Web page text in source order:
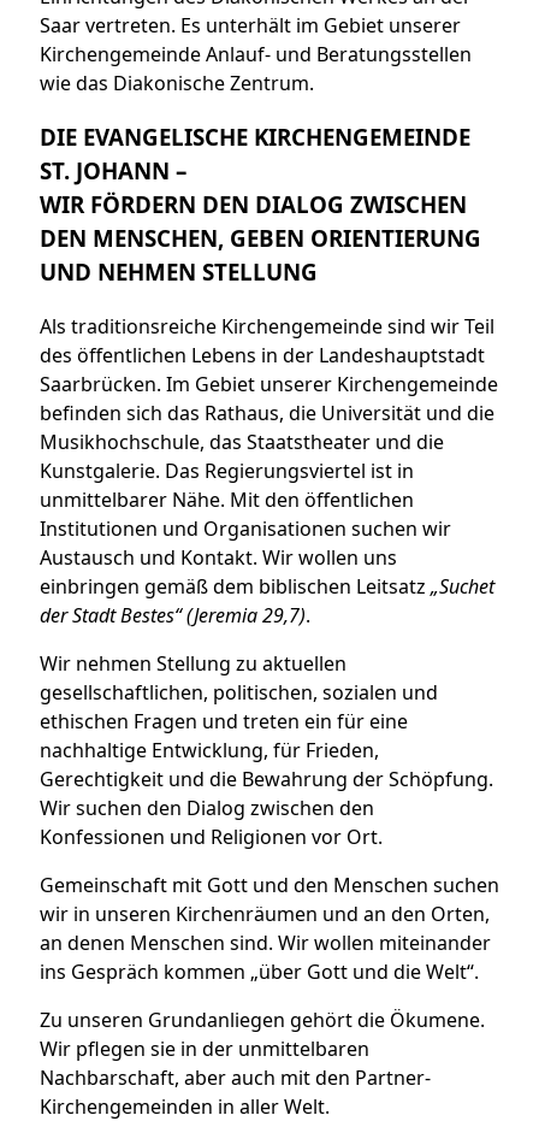
Saar vertreten. Es unterhält im Gebiet unserer
Kirchengemeinde Anlauf- und Beratungsstellen
wie das Diakonische Zentrum.
DIE EVANGELISCHE KIRCHENGEMEINDE
ST. JOHANN –
WIR FÖRDERN DEN DIALOG ZWISCHEN
DEN MENSCHEN, GEBEN ORIENTIERUNG
UND NEHMEN STELLUNG
Als traditionsreiche Kirchengemeinde sind wir Teil
des öffentlichen Lebens in der Landeshauptstadt
Saarbrücken. Im Gebiet unserer Kirchengemeinde
befinden sich das Rathaus, die Universität und die
Musikhochschule, das Staatstheater und die
Kunstgalerie. Das Regierungsviertel ist in
unmittelbarer Nähe. Mit den öffentlichen
Institutionen und Organisationen suchen wir
Austausch und Kontakt. Wir wollen uns
einbringen gemäß dem biblischen Leitsatz „Suchet
der Stadt Bestes“ (Jeremia 29,7).
Wir nehmen Stellung zu aktuellen
gesellschaftlichen, politischen, sozialen und
ethischen Fragen und treten ein für eine
nachhaltige Entwicklung, für Frieden,
Gerechtigkeit und die Bewahrung der Schöpfung.
Wir suchen den Dialog zwischen den
Konfessionen und Religionen vor Ort.
Gemeinschaft mit Gott und den Menschen suchen
wir in unseren Kirchenräumen und an den Orten,
an denen Menschen sind. Wir wollen miteinander
ins Gespräch kommen „über Gott und die Welt“.
Zu unseren Grundanliegen gehört die Ökumene.
Wir pflegen sie in der unmittelbaren
Nachbarschaft, aber auch mit den Partner-
Kirchengemeinden in aller Welt.